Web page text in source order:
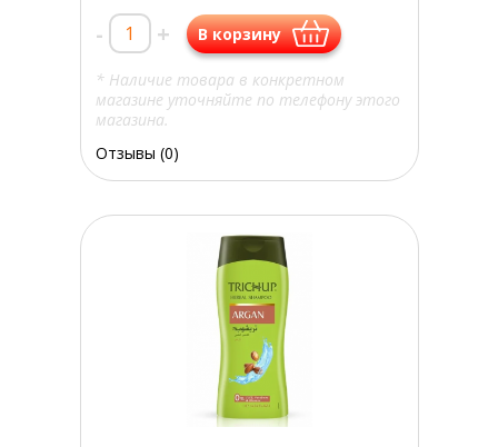
- + В корзину
* Наличие товара в конкретном
магазине уточняйте по телефону этого
магазина.
Отзывы (0)